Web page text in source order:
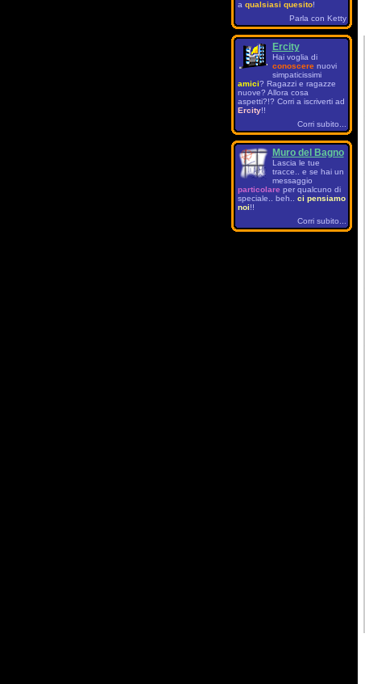
a qualsiasi quesito!
Parla con Ketty
Ercity
Hai voglia di
conoscerenuovi
simpaticissimi
amici? Ragazzi e ragazze
nuove? Allora cosa
aspetti?!? Corri a iscriverti ad
Ercity!!
Corri subito...
Muro del Bagno
Lascia le tue
tracce.. e se hai un
messaggio
particolare per qualcuno di
speciale.. beh.. ci pensiamo
noi!!
Corri subito...